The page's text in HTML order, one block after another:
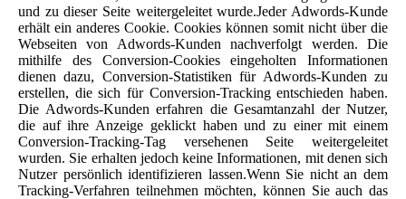
und zu dieser Seite weitergeleitet wurde.Jeder Adwords-Kunde
erhält ein anderes Cookie. Cookies können somit nicht über die
Webseiten von Adwords-Kunden nachverfolgt werden. Die
mithilfe des Conversion-Cookies eingeholten Informationen
dienen dazu, Conversion-Statistiken für Adwords-Kunden zu
erstellen, die sich für Conversion-Tracking entschieden haben.
Die Adwords-Kunden erfahren die Gesamtanzahl der Nutzer,
die auf ihre Anzeige geklickt haben und zu einer mit einem
Conversion-Tracking-Tag versehenen Seite weitergeleitet
wurden. Sie erhalten jedoch keine Informationen, mit denen sich
Nutzer persönlich identifizieren lassen.Wenn Sie nicht an dem
Tracking-Verfahren teilnehmen möchten, können Sie auch das